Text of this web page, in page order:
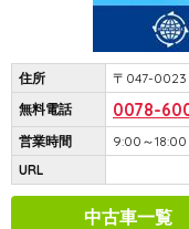
住所
〒047-0023
無料電話
0078-
営業時間
9:00～
URL
中古車一覧